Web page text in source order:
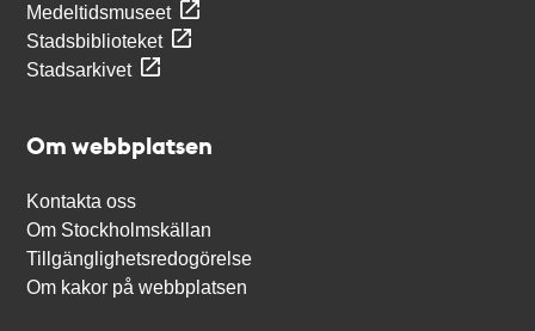
Medeltidsmuseet
Stadsbiblioteket
Stadsarkivet
Om webbplatsen
Kontakta oss
Om Stockholmskällan
Tillgänglighetsredogörelse
Om kakor på webbplatsen